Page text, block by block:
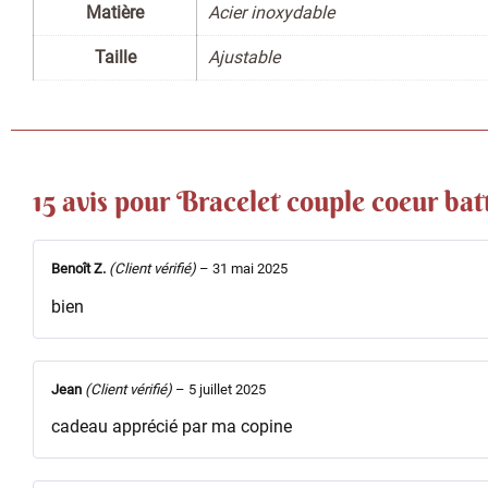
Matière Acier inoxydable
Taille Ajustable
15 avis pourBracelet couple coeur
Benoît Z. (Client vérifié) – 31 mai 2025
bien
Jean (Client vérifié) – 5 juillet 2025
cadeau apprécié par ma copine